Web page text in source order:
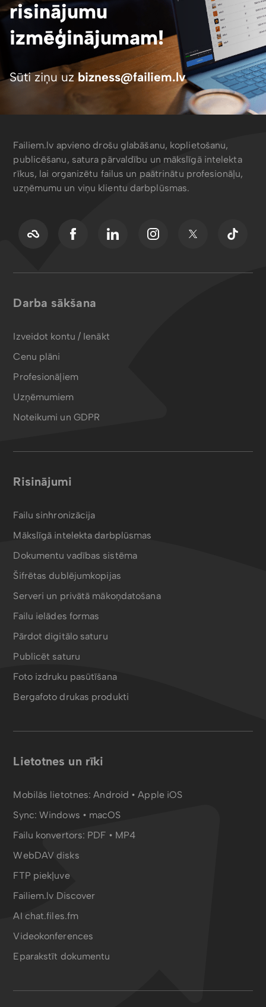
risinājumu
izmēģinājumam!
Sūti ziņu uzbizness@failiem.lv
Failiem.lv apvieno drošu glabāšanu, koplietošanu,
publicēšanu, satura pārvaldību un mākslīgā intelekta
rīkus, lai organizētu failus un paātrinātu profesionāļu,
uzņēmumu un viņu klientu darbplūsmas.
Darba sākšana
Izveidot kontu / Ienākt
Cenu plāni
Profesionāļiem
Uzņēmumiem
Noteikumi un GDPR
Risinājumi
Failu sinhronizācija
Mākslīgā intelekta darbplūsmas
Dokumentu vadības sistēma
Šifrētas dublējumkopijas
Serveri un privātā mākoņdatošana
Failu ielādes formas
Pārdot digitālo saturu
Publicēt saturu
Foto izdruku pasūtīšana
Bergafoto drukas produkti
Lietotnes un rīki
Mobilās lietotnes:Android •Apple iOS
Sync:Windows • macOS
Failu konvertors: PDF • MP4
WebDAV disks
FTP piekļuve
Failiem.lv Discover
AI chat.files.fm
Videokonferences
Eparakstīt dokumentu